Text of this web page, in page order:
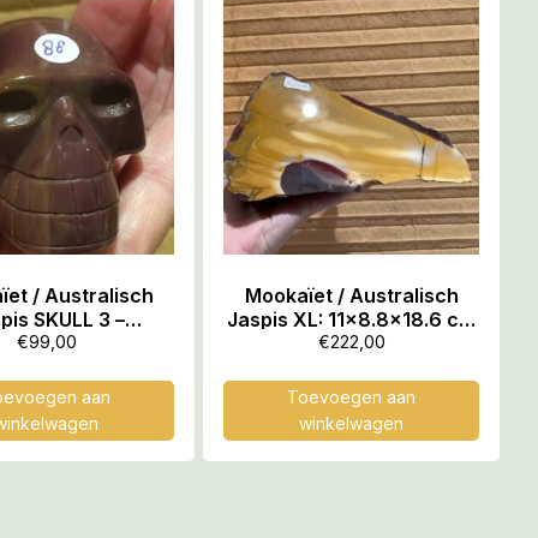
/ Australisch
3 –
VOOR
€99,00
aan
Mookaïet / Australisch
Jaspis XL: 11×8.8×18.6 cm
(lxbxh) – 1282 gr –
Zonnevlecht Chakra van
Moeder Aarde
€222,00
Toevoegen aan
winkelwagen